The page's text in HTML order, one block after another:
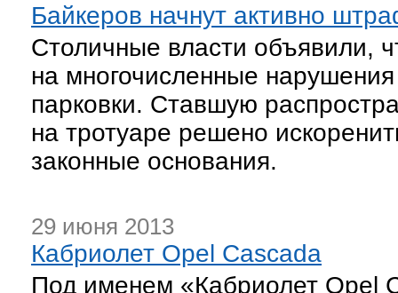
Байкеров начнут активно
Столичные власти объявили,
на многочисленные
парковки. Ставшую
на тротуаре решено
законные основания.
29 июня 2013
Кабриолет Opel Cascada
Под именем «Кабриолет Opel